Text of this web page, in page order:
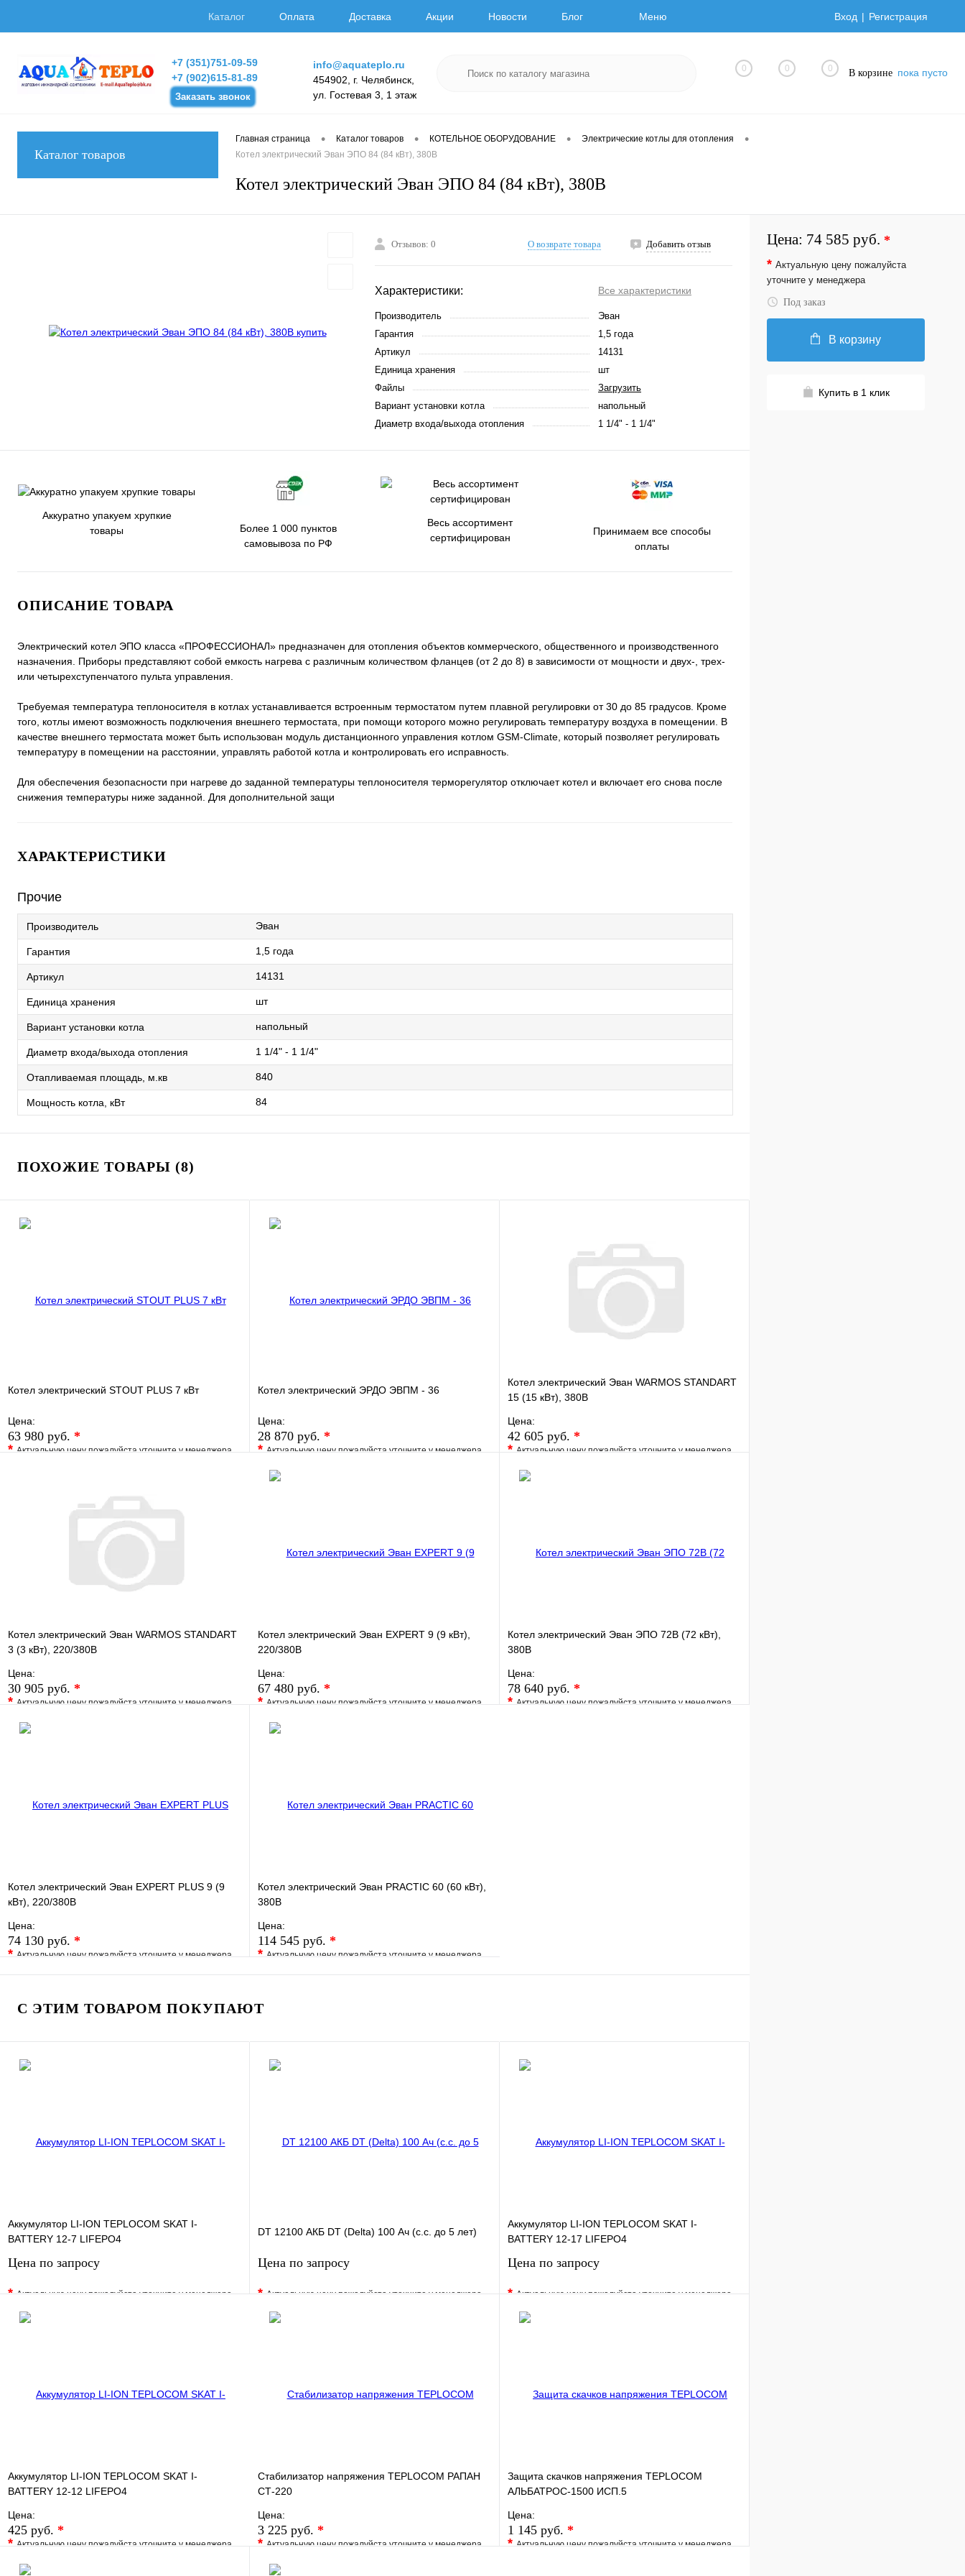
Каталог Оплата Доставка Акции Новости Блог Меню Вход Регистрация
+7 (351)751-09-59
+7 (902)615-81-89
Заказать звонок
info@aquateplo.ru
454902, г. Челябинск,
ул. Гостевая 3, 1 этаж
0 0 0 В корзине пока пусто
Каталог товаров
Главная страница • Каталог товаров • КОТЕЛЬНОЕ ОБОРУДОВАНИЕ • Электрические котлы для отопления •
Котел электрический Эван ЭПО 84 (84 кВт), 380В
Котел электрический Эван ЭПО 84 (84 кВт), 380В
Отзывов: 0 О возврате товара Добавить отзыв
Характеристики: Все характеристики
Производитель
Эван
Гарантия
1,5 года
Артикул
14131
Единица хранения
шт
Файлы
Загрузить
Вариант установки котла
напольный
Диаметр входа/выхода отопления
1 1/4" - 1 1/4"
Аккуратно упакуем хрупкие
товары
Более 1 000 пунктов
самовывоза по РФ
Весь ассортимент
сертифицирован
Принимаем все способы
оплаты
ОПИСАНИЕ ТОВАРА
Электрический котел ЭПО класса «ПРОФЕССИОНАЛ» предназначен для отопления объектов коммерческого, общественного и производственного
назначения. Приборы представляют собой емкость нагрева с различным количеством фланцев (от 2 до 8) в зависимости от мощности и двух-, трех-
или четырехступенчатого пульта управления.
Требуемая температура теплоносителя в котлах устанавливается встроенным термостатом путем плавной регулировки от 30 до 85 градусов. Кроме
того, котлы имеют возможность подключения внешнего термостата, при помощи которого можно регулировать температуру воздуха в помещении. В
качестве внешнего термостата может быть использован модуль дистанционного управления котлом GSM-Climate, который позволяет регулировать
температуру в помещении на расстоянии, управлять работой котла и контролировать его исправность.
Для обеспечения безопасности при нагреве до заданной температуры теплоносителя терморегулятор отключает котел и включает его снова после
снижения температуры ниже заданной. Для дополнительной защи
ХАРАКТЕРИСТИКИ
Прочие
Производитель Эван
Гарантия 1,5 года
Артикул 14131
Единица хранения шт
Вариант установки котла напольный
Диаметр входа/выхода отопления 1 1/4" - 1 1/4"
Отапливаемая площадь, м.кв 840
Мощность котла, кВт 84
ПОХОЖИЕ ТОВАРЫ (8)
Котел электрический STOUT PLUS 7 кВт
Цена:
63 980 руб. *
*Актуальную цену пожалуйста уточните у менеджера
В корзину
Котел электрический ЭРДО ЭВПМ - 36
Цена:
28 870 руб. *
*Актуальную цену пожалуйста уточните у менеджера
В избранное
Котел электрический Эван WARMOS STANDART
15 (15 кВт), 380В
Цена:
42 605 руб. *
*Актуальную цену пожалуйста уточните у менеджера
В избранное
Котел электрический Эван WARMOS STANDART
3 (3 кВт), 220/380В
Цена:
30 905 руб. *
*Актуальную цену пожалуйста уточните у менеджера
В избранное
Котел электрический Эван EXPERT 9 (9 кВт),
220/380В
Цена:
67 480 руб. *
*Актуальную цену пожалуйста уточните у менеджера
В избранное
Котел электрический Эван ЭПО 72В (72 кВт),
380В
Цена:
78 640 руб. *
*Актуальную цену пожалуйста уточните у менеджера
Котел электрический Эван EXPERT PLUS 9 (9
кВт), 220/380В
Цена:
74 130 руб. *
*Актуальную цену пожалуйста уточните у менеджера
В избранное Сравнение
В корзину
Котел электрический Эван PRACTIC 60 (60 кВт),
380В
Цена:
114 545 руб. *
*Актуальную цену пожалуйста уточните у менеджера
В избранное Сравнение
В корзину
С ЭТИМ ТОВАРОМ ПОКУПАЮТ
Аккумулятор LI-ION TEPLOCOM SKAT I-
BATTERY 12-7 LIFEPO4
Цена по запросу
*Актуальную цену пожалуйста уточните у менеджера
В избранное
DT 12100 АКБ DT (Delta) 100 Ач (с.с. до 5 лет)
Цена по запросу
*Актуальную цену пожалуйста уточните у менеджера
В избранное
Аккумулятор LI-ION TEPLOCOM SKAT I-
BATTERY 12-17 LIFEPO4
Цена по запросу
*Актуальную цену пожалуйста уточните у менеджера
В избранное
Аккумулятор LI-ION TEPLOCOM SKAT I-
BATTERY 12-12 LIFEPO4
Цена:
425 руб. *
*Актуальную цену пожалуйста уточните у менеджера
В избранное
Стабилизатор напряжения TEPLOCOM РАПАН
СТ-220
Цена:
3 225 руб. *
*Актуальную цену пожалуйста уточните у менеджера
В избранное
Защита скачков напряжения TEPLOCOM
АЛЬБАТРОС-1500 ИСП.5
Цена:
1 145 руб. *
*Актуальную цену пожалуйста уточните у менеджера
Цена: 74 585 руб. *
* Актуальную цену пожалуйста
уточните у менеджера
Под заказ
В корзину
Купить в 1 клик